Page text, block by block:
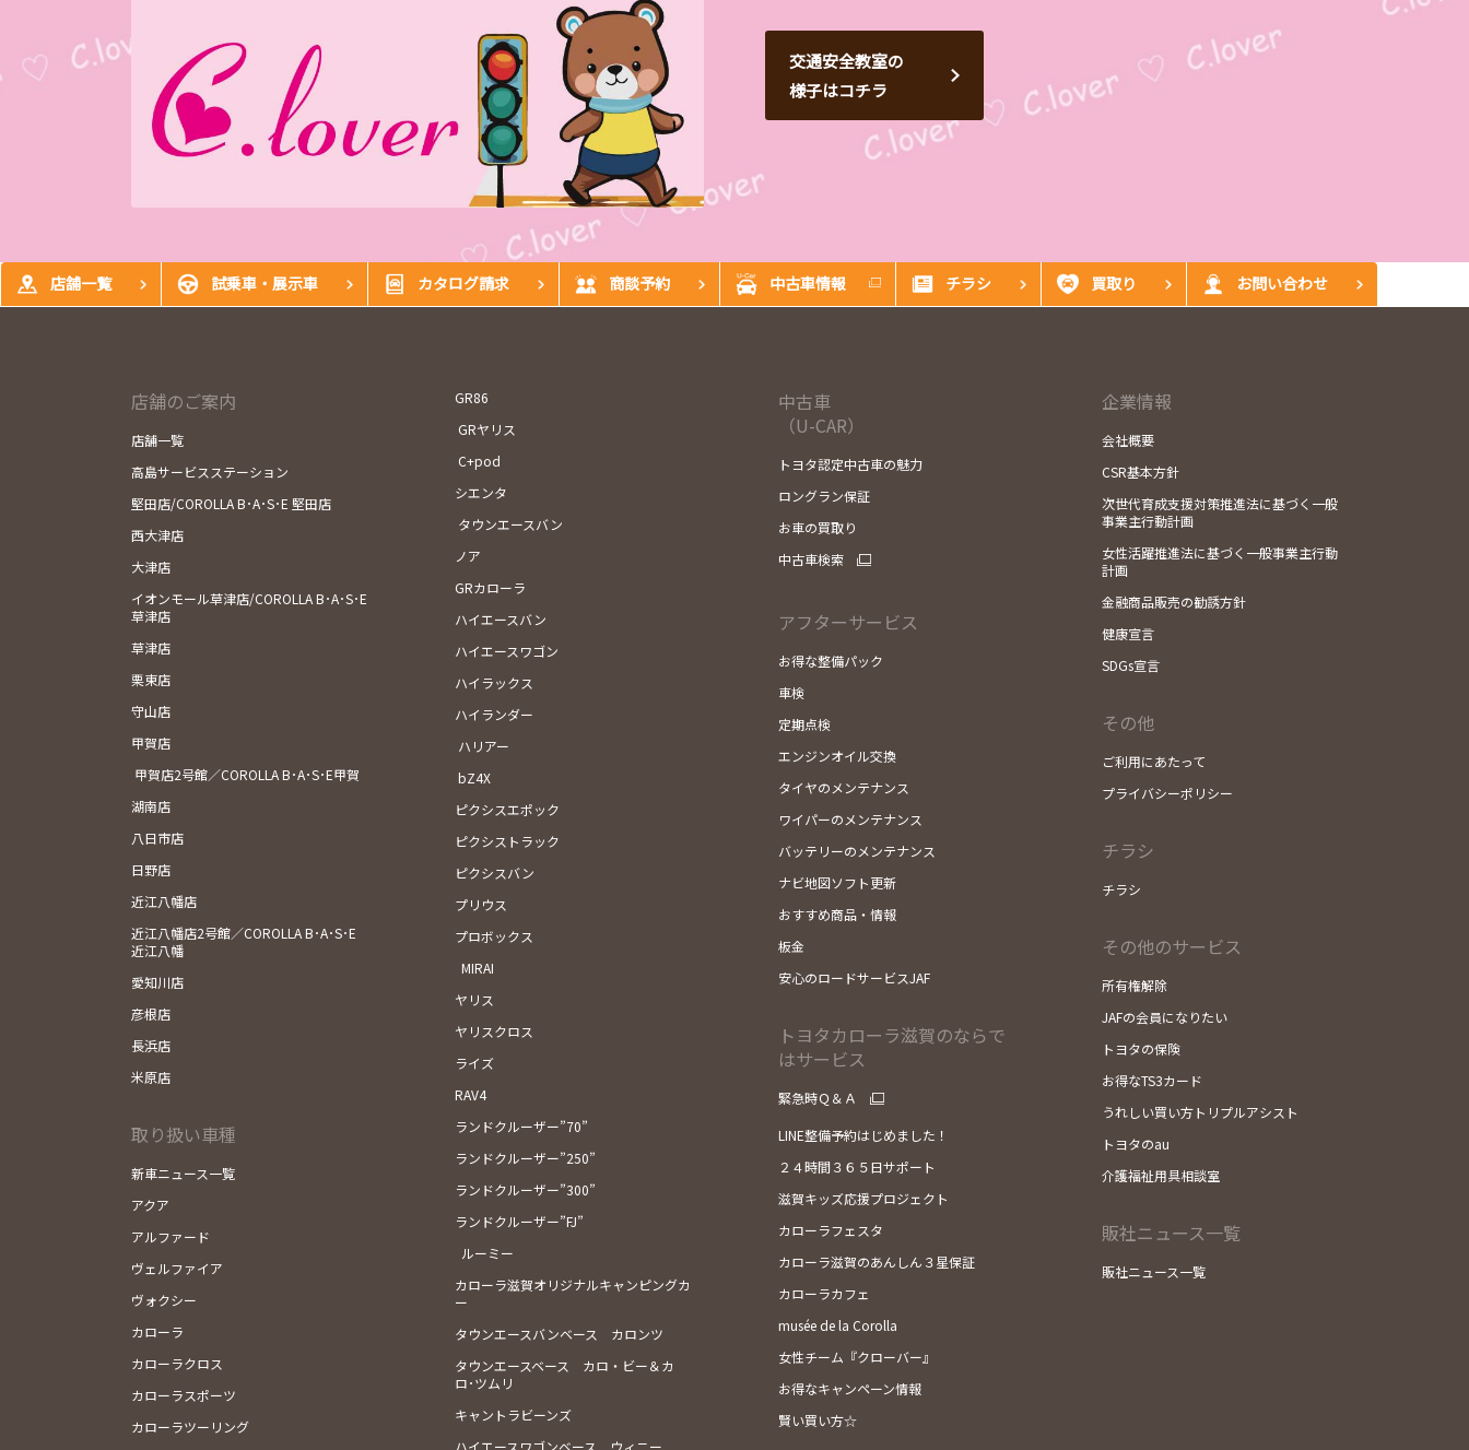
交通安全教室の
様子はコチラ
店舗一覧 試乗車・展示車 カタログ請求 商談予約 中古車情報 チラシ 買取り お問い合わせ
店舗のご案内
店舗一覧
高島サービスステーション
堅田店/COROLLA B･A･S･E 堅田店
西大津店
大津店
イオンモール草津店/COROLLA B･A･S･E
草津店
草津店
栗東店
守山店
甲賀店
甲賀店2号館／COROLLA B･A･S･E甲賀
湖南店
八日市店
日野店
近江八幡店
近江八幡店2号館／COROLLA B･A･S･E
近江八幡
愛知川店
彦根店
長浜店
米原店
取り扱い車種
新車ニュース一覧
アクア
アルファード
ヴェルファイア
ヴォクシー
カローラ
カローラクロス
カローラスポーツ
カローラツーリング
GR86
GRヤリス
C+pod
シエンタ
タウンエースバン
ノア
GRカローラ
ハイエースバン
ハイエースワゴン
ハイラックス
ハイランダー
ハリアー
bZ4X
ピクシスエポック
ピクシストラック
ピクシスバン
プリウス
プロボックス
MIRAI
ヤリス
ヤリスクロス
ライズ
RAV4
ランドクルーザー”70”
ランドクルーザー”250”
ランドクルーザー”300”
ランドクルーザー”FJ”
ルーミー
カローラ滋賀オリジナルキャンピングカ
ー
タウンエースバンベース カロンツ
タウンエースベース カロ・ビー＆カ
ロ･ツムリ
キャントラビーンズ
ハイエースワゴンベース ウィニー
中古車
（U-CAR）
トヨタ認定中古車の魅力
ロングラン保証
お車の買取り
中古車検索
アフターサービス
お得な整備パック
車検
定期点検
エンジンオイル交換
タイヤのメンテナンス
ワイパーのメンテナンス
バッテリーのメンテナンス
ナビ地図ソフト更新
おすすめ商品・情報
板金
安心のロードサービスJAF
トヨタカローラ滋賀のならで
はサービス
緊急時Ｑ＆Ａ
LINE整備予約はじめました！
２４時間３６５日サポート
滋賀キッズ応援プロジェクト
カローラフェスタ
カローラ滋賀のあんしん３星保証
カローラカフェ
musée de la Corolla
女性チーム『クローバー』
お得なキャンペーン情報
賢い買い方☆
企業情報
会社概要
CSR基本方針
次世代育成支援対策推進法に基づく一般
事業主行動計画
女性活躍推進法に基づく一般事業主行動
計画
金融商品販売の勧誘方針
健康宣言
SDGs宣言
その他
ご利用にあたって
プライバシーポリシー
チラシ
チラシ
その他のサービス
所有権解除
JAFの会員になりたい
トヨタの保険
お得なTS3カード
うれしい買い方トリプルアシスト
トヨタのau
介護福祉用具相談室
販社ニュース一覧
販社ニュース一覧